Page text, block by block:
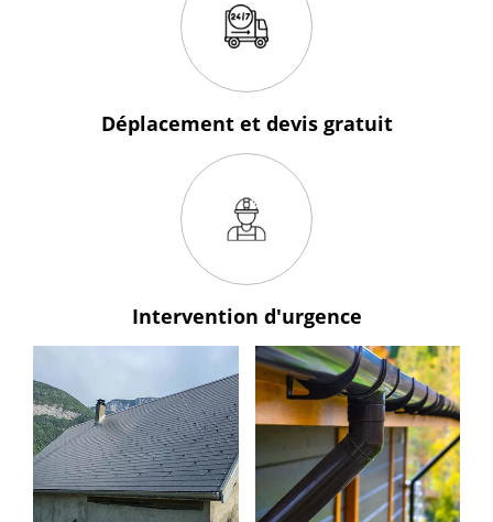
Déplacement et devis gratuit
Intervention d'urgence